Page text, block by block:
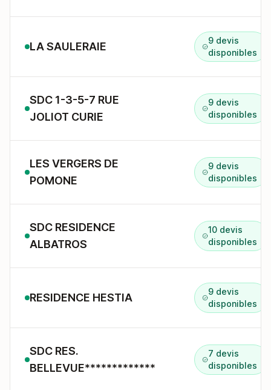
LA SAULERAIE
9 devis
disponibles
SDC 1-3-5-7 RUE
JOLIOT CURIE
9 devis
disponibles
LES VERGERS DE
POMONE
9 devis
disponibles
SDC RESIDENCE
ALBATROS
10 devis
disponibles
RESIDENCE HESTIA
9 devis
disponibles
SDC RES.
BELLEVUE*************
7 devis
disponibles